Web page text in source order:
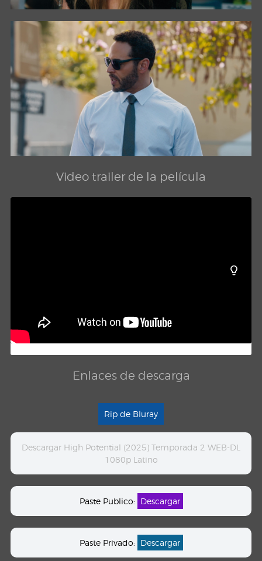
Video trailer de la película
Enlaces de descarga
Rip de Bluray
Descargar High Potential (2025) Temporada 2 WEB-DL
1080p Latino
Paste Publico: Descargar
Paste Privado: Descargar